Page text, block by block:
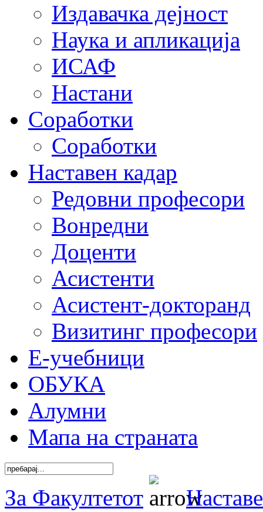
Издавачка дејност
Наука и апликација
ИСАФ
Настани
Соработки
Соработки
Наставен кадар
Редовни професори
Вонредни
Доценти
Асистенти
Асистент-докторанд
Визитинг професори
Е-учебници
ОБУКА
Алумни
Мапа на страната
За Факултетот